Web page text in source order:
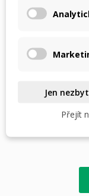
vazbě od
vám nabízíme
Jen
Přejít